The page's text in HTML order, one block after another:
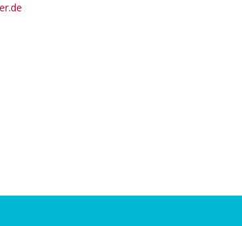
Krimis verstummt